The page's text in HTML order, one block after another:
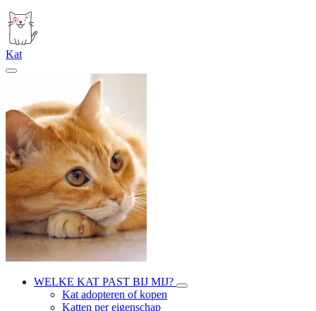
Kat
WELKE KAT PAST BIJ MIJ?
Kat adopteren of kopen
Katten per eigenschap